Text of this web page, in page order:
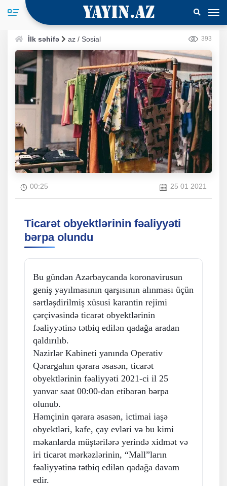
İlk səhifə az / Sosial 393
00:25 25 01 2021
Ticarət obyektlərinin fəaliyyəti
bərpa olundu
Bu gündən Azərbaycanda koronavirusun
geniş yayılmasının qarşısının alınması üçün
sərtləşdirilmiş xüsusi karantin rejimi
çərçivəsində ticarət obyektlərinin
fəaliyyətinə tətbiq edilən qadağa aradan
qaldırılıb.
Nazirlər Kabineti yanında Operativ
Qərargahın qərara əsasən, ticarət
obyektlərinin fəaliyyəti 2021-ci il 25
yanvar saat 00:00-dan etibarən bərpa
olunub.
Həmçinin qərara əsasən, ictimai iaşə
obyektləri, kafe, çay evləri və bu kimi
məkanlarda müştərilərə yerində xidmət və
iri ticarət mərkəzlərinin, “Mall”ların
fəaliyyətinə tətbiq edilən qadağa davam
edir.